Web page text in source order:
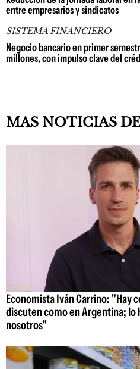
entre empresarios y sindicatos
SISTEMA FINANCIERO
Negocio bancario en primer
millones, con impulso clave del
MAS NOTICIAS
Economista Iván Carrino: "Hay
discuten como en Argentina; lo
nosotros"